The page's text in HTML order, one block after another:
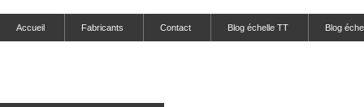
Accueil Fabricants Contact Blog échelle TT Blog